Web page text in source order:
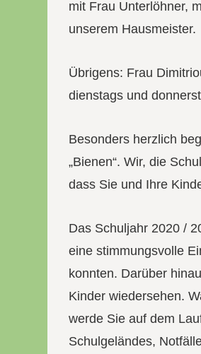
mit Frau Unterlöhner,
unserem Hausmeister.
Übrigens: Frau
dienstags und
Besonders herzlich
„Bienen“. Wir, die
dass Sie und Ihre
Das Schuljahr 2020 /
eine stimmungsvolle
konnten. Darüber
Kinder wiedersehen.
werde Sie auf dem
Schulgeländes,